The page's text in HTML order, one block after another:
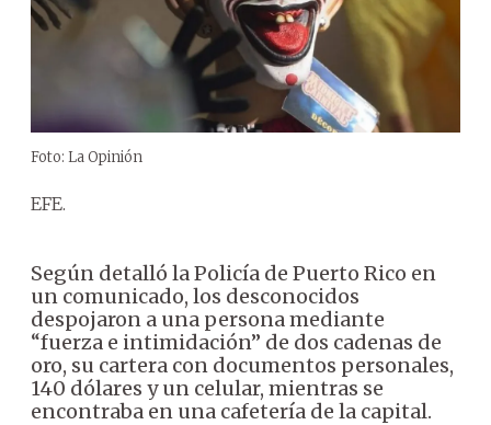
Foto: La Opinión
EFE.
Según detalló la Policía de Puerto Rico en
un comunicado, los desconocidos
despojaron a una persona mediante
“fuerza e intimidación” de dos cadenas de
oro, su cartera con documentos personales,
140 dólares y un celular, mientras se
encontraba en una cafetería de la capital.